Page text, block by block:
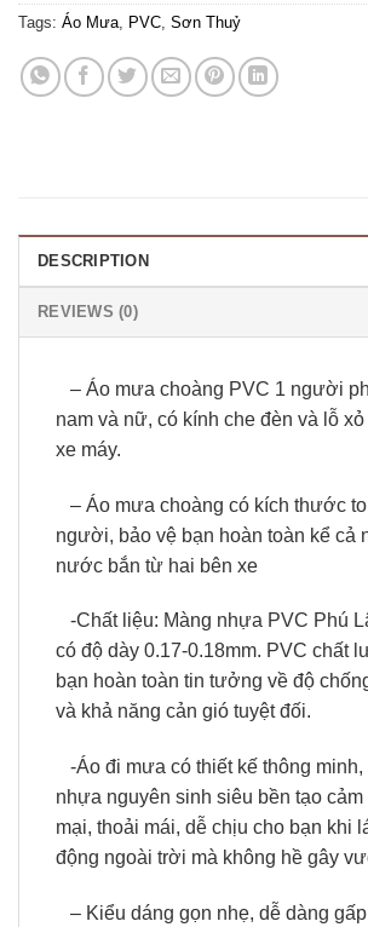
Tags: Áo Mưa PVC Sơn Thuỷ
DESCRIPTION
REVIEWS (0)
– Áo mưa choàng PVC 1 người
nam và nữ, có kính che đèn và lỗ
xe máy.
– Áo mưa choàng có kích thước
người, bảo vệ bạn hoàn toàn kể cả
nước bắn từ hai bên xe
-Chất liệu: Màng nhựa PVC Phú
có độ dày 0.17-0.18mm. PVC chất
bạn hoàn toàn tin tưởng về độ
và khả năng cản gió tuyệt đối.
-Áo đi mưa có thiết kế thông minh,
nhựa nguyên sinh siêu bền tạo cảm
mại, thoải mái, dễ chịu cho bạn khi
động ngoài trời mà không hề gây
– Kiểu dáng gọn nhẹ, dễ dàng